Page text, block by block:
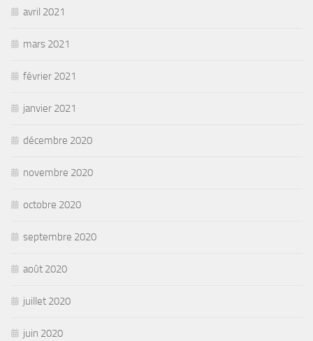
avril 2021
mars 2021
février 2021
janvier 2021
décembre 2020
novembre 2020
octobre 2020
septembre 2020
août 2020
juillet 2020
juin 2020